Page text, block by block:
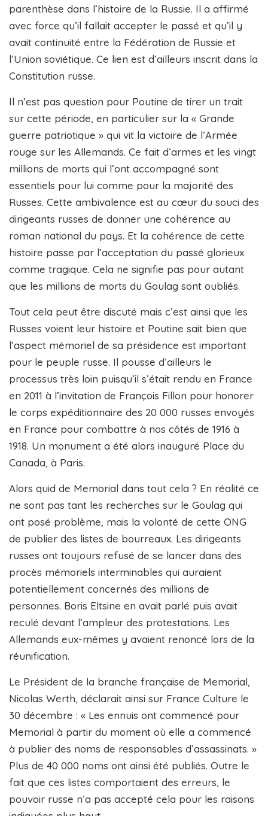
parenthèse dans l’histoire de la Russie. Il a affirmé
avec force qu’il fallait accepter le passé et qu’il y
avait continuité entre la Fédération de Russie et
l’Union soviétique. Ce lien est d’ailleurs inscrit dans la
Constitution russe.
Il n’est pas question pour Poutine de tirer un trait
sur cette période, en particulier sur la « Grande
guerre patriotique » qui vit la victoire de l’Armée
rouge sur les Allemands. Ce fait d’armes et les vingt
millions de morts qui l’ont accompagné sont
essentiels pour lui comme pour la majorité des
Russes. Cette ambivalence est au cœur du souci des
dirigeants russes de donner une cohérence au
roman national du pays. Et la cohérence de cette
histoire passe par l’acceptation du passé glorieux
comme tragique. Cela ne signifie pas pour autant
que les millions de morts du Goulag sont oubliés.
Tout cela peut être discuté mais c’est ainsi que les
Russes voient leur histoire et Poutine sait bien que
l’aspect mémoriel de sa présidence est important
pour le peuple russe. Il pousse d’ailleurs le
processus très loin puisqu’il s’était rendu en France
en 2011 à l’invitation de François Fillon pour honorer
le corps expéditionnaire des 20 000 russes envoyés
en France pour combattre à nos côtés de 1916 à
1918. Un monument a été alors inauguré Place du
Canada, à Paris.
Alors quid de Memorial dans tout cela ? En réalité ce
ne sont pas tant les recherches sur le Goulag qui
ont posé problème, mais la volonté de cette ONG
de publier des listes de bourreaux. Les dirigeants
russes ont toujours refusé de se lancer dans des
procès mémoriels interminables qui auraient
potentiellement concernés des millions de
personnes. Boris Eltsine en avait parlé puis avait
reculé devant l’ampleur des protestations. Les
Allemands eux-mêmes y avaient renoncé lors de la
réunification.
Le Président de la branche française de Memorial,
Nicolas Werth, déclarait ainsi sur France Culture le
30 décembre : « Les ennuis ont commencé pour
Memorial à partir du moment où elle a commencé
à publier des noms de responsables d’assassinats. »
Plus de 40 000 noms ont ainsi été publiés. Outre le
fait que ces listes comportaient des erreurs, le
pouvoir russe n’a pas accepté cela pour les raisons